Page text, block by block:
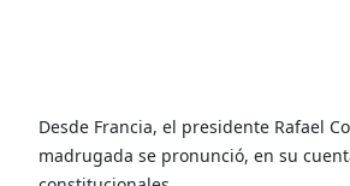
Desde Francia, el presidente Rafael
madrugada se pronunció, en su